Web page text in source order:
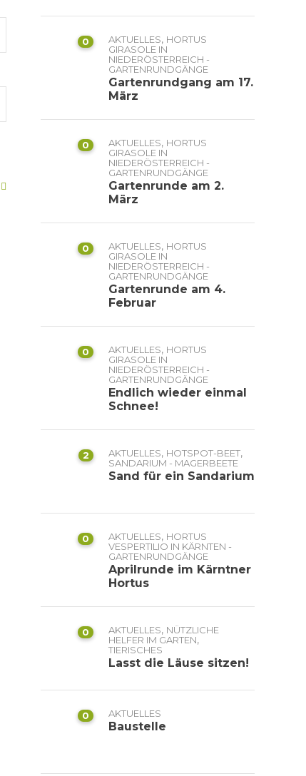
0 AKTUELLES, HORTUS
GIRASOLE IN
NIEDERÖSTERREICH -
GARTENRUNDGÄNGE
Gartenrundgang am 17.
März
0 AKTUELLES, HORTUS
GIRASOLE IN
NIEDERÖSTERREICH -
GARTENRUNDGÄNGE
Gartenrunde am 2.
März
0 AKTUELLES, HORTUS
GIRASOLE IN
NIEDERÖSTERREICH -
GARTENRUNDGÄNGE
Gartenrunde am 4.
Februar
0 AKTUELLES, HORTUS
GIRASOLE IN
NIEDERÖSTERREICH -
GARTENRUNDGÄNGE
Endlich wieder einmal
Schnee!
2 AKTUELLES, HOTSPOT-BEET,
SANDARIUM - MAGERBEETE
Sand für ein Sandarium
0 AKTUELLES, HORTUS
VESPERTILIO IN KÄRNTEN -
GARTENRUNDGÄNGE
Aprilrunde im Kärntner
Hortus
0 AKTUELLES, NÜTZLICHE
HELFER IM GARTEN,
TIERISCHES
Lasst die Läuse sitzen!
0 AKTUELLES
Baustelle